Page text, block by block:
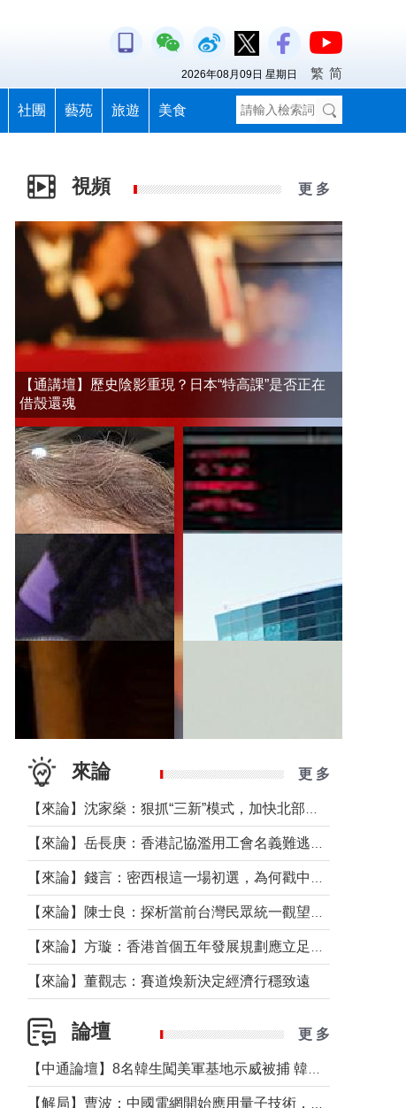
社團 藝苑 旅遊 美食
2026年08月09日 星期日 繁 简
視頻 更 多
【通講壇】歷史陰影重現？日本“特高課”是否正在
借殼還魂
來論 更 多
【來論】董觀志：賽道煥新決定經濟行穩致遠
論壇 更 多